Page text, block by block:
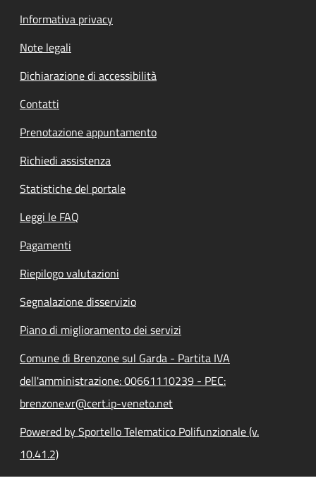
Informativa privacy
Note legali
Dichiarazione di accessibilità
Contatti
Prenotazione appuntamento
Richiedi assistenza
Statistiche del portale
Leggi le FAQ
Pagamenti
Riepilogo valutazioni
Segnalazione disservizio
Piano di miglioramento dei servizi
Comune di Brenzone sul Garda - Partita IVA
dell'amministrazione: 00661110239 - PEC:
brenzone.vr@cert.ip-veneto.net
Powered by Sportello Telematico Polifunzionale (v.
10.41.2)